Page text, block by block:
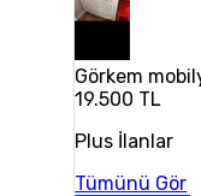
Görkem
19.500 TL
Plus İlanlar
Tümünü Gör